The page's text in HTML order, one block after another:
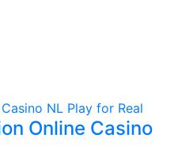
NL Play for Real
Online Casino